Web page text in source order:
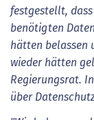
festgestellt,
benötigten
hätten belassen
wieder hätten
Regierungsrat.
über